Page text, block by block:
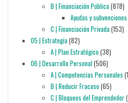
B | Financiación Pública(878)
Ayudas y subvenciones
C | Financiación Privada(153)
05 | Estrategia(82)
A | Plan Estratégico(38)
06 | Desarrollo Personal(506)
A | Competencias Personales
B | Reducir Fracaso(65)
C | Bloqueos del Emprendedor